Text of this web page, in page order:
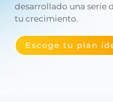
desarrollado una serie
tu crecimiento.
Escoge tu plan